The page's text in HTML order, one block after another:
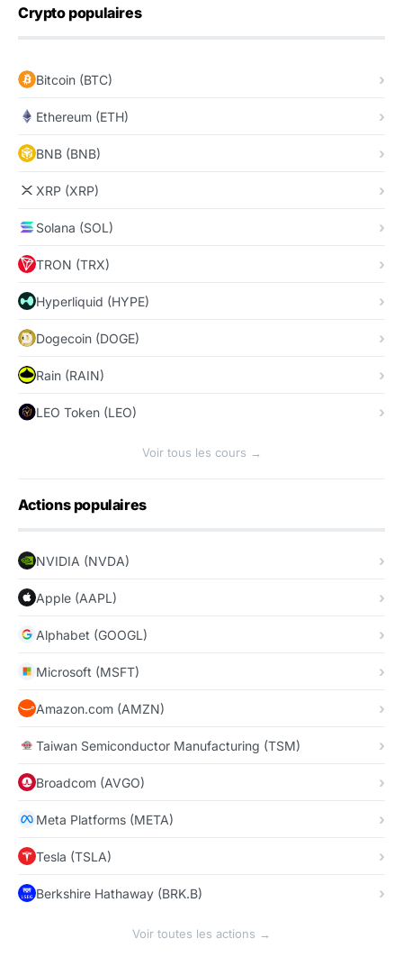
Crypto populaires
Bitcoin (BTC)
Ethereum (ETH)
BNB (BNB)
XRP (XRP)
Solana (SOL)
TRON (TRX)
Hyperliquid (HYPE)
Dogecoin (DOGE)
Rain (RAIN)
LEO Token (LEO)
Voir tous les cours →
Actions populaires
NVIDIA (NVDA)
Apple (AAPL)
Alphabet (GOOGL)
Microsoft (MSFT)
Amazon.com (AMZN)
Taiwan Semiconductor Manufacturing (TSM)
Broadcom (AVGO)
Meta Platforms (META)
Tesla (TSLA)
Berkshire Hathaway (BRK.B)
Voir toutes les actions →